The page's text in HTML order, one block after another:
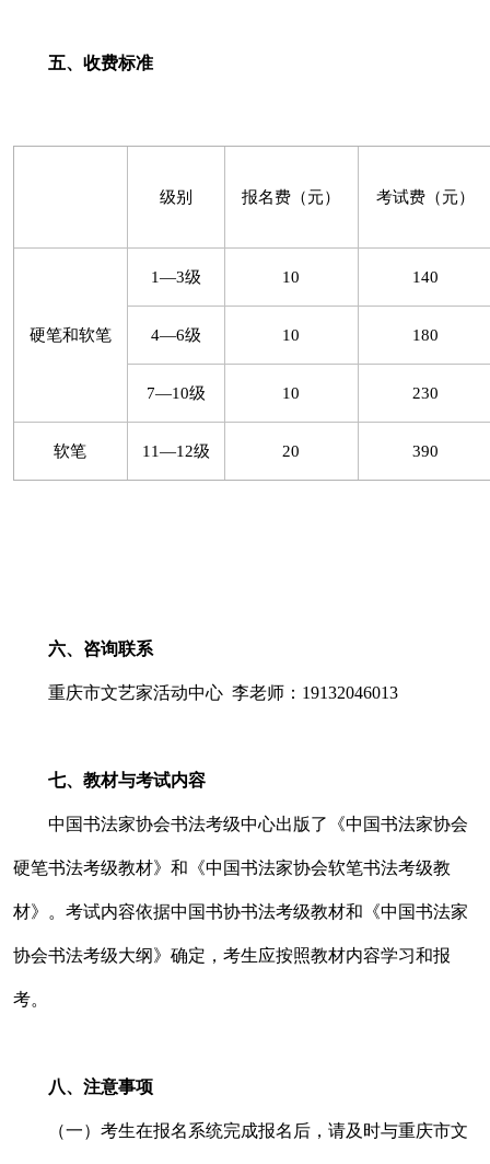
五、收费标准
级别 报名费（元） 考试费（元）
硬笔和软笔
1—3级 10 140
4—6级 10 180
7—10级 10 230
软笔 11—12级 20 390
六、咨询联系
重庆市文艺家活动中心 李老师：19132046013
七、教材与考试内容
中国书法家协会书法考级中心出版了《中国书法家协会
硬笔书法考级教材》和《中国书法家协会软笔书法考级教
材》。考试内容依据中国书协书法考级教材和《中国书法家
协会书法考级大纲》确定，考生应按照教材内容学习和报
考。
八、注意事项
（一）考生在报名系统完成报名后，请及时与重庆市文